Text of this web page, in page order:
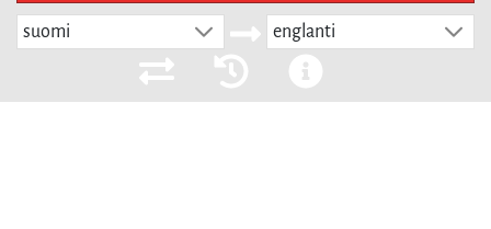
suomi englanti